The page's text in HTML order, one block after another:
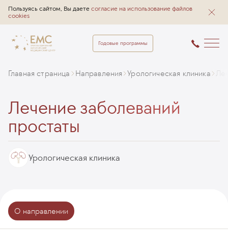
Пользуясь сайтом, Вы даете согласие на использование файлов
cookies
Годовые программы
Главная страница Направления Урологическая клиника
Лечение заболеваний
простаты
Урологическая клиника
О направлении